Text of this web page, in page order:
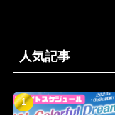
人気記事